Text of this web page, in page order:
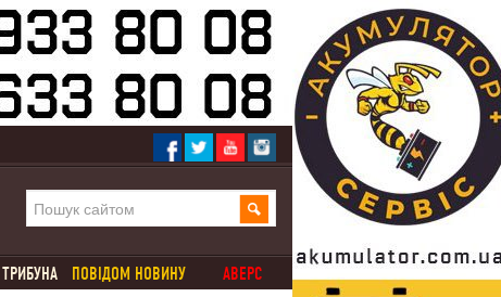
ТРИБУНА ПОВІДОМ НОВИНУ
АВЕРС